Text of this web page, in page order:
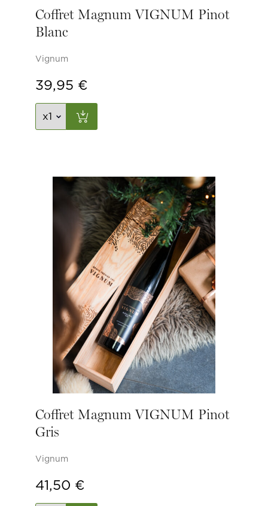
Coffret Magnum VIGNUM Pinot
Blanc
Vignum
39,95 €
Coffret Magnum VIGNUM Pinot
Gris
Vignum
41,50 €